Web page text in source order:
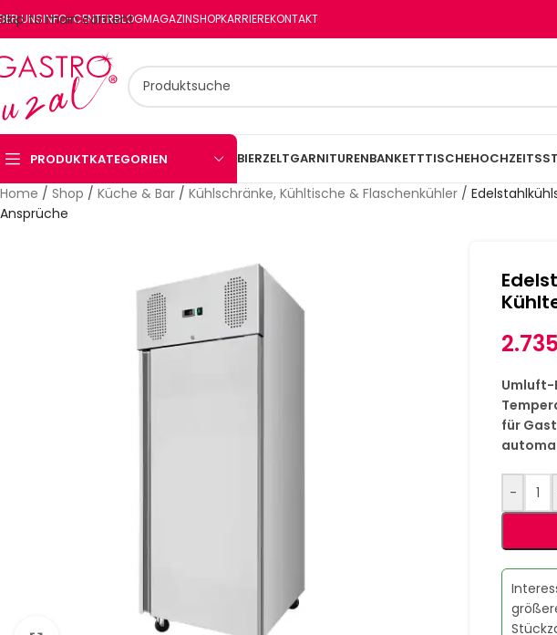
Skip to main content
UNSINFO-CENTERBLOGMAGAZINSHOPKARRIEREKONTAKT
PRODUKTKATEGORIEN BIERZELTGARNITURENBANKETTTISCHE
Home / Shop / Küche & Bar / Kühlschränke, Kühltische & Flaschenkühler /
Ansprüche
Umluft-
für
-